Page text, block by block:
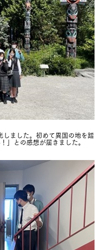
しました。初めて異国の地を踏
」との感想が届きました。